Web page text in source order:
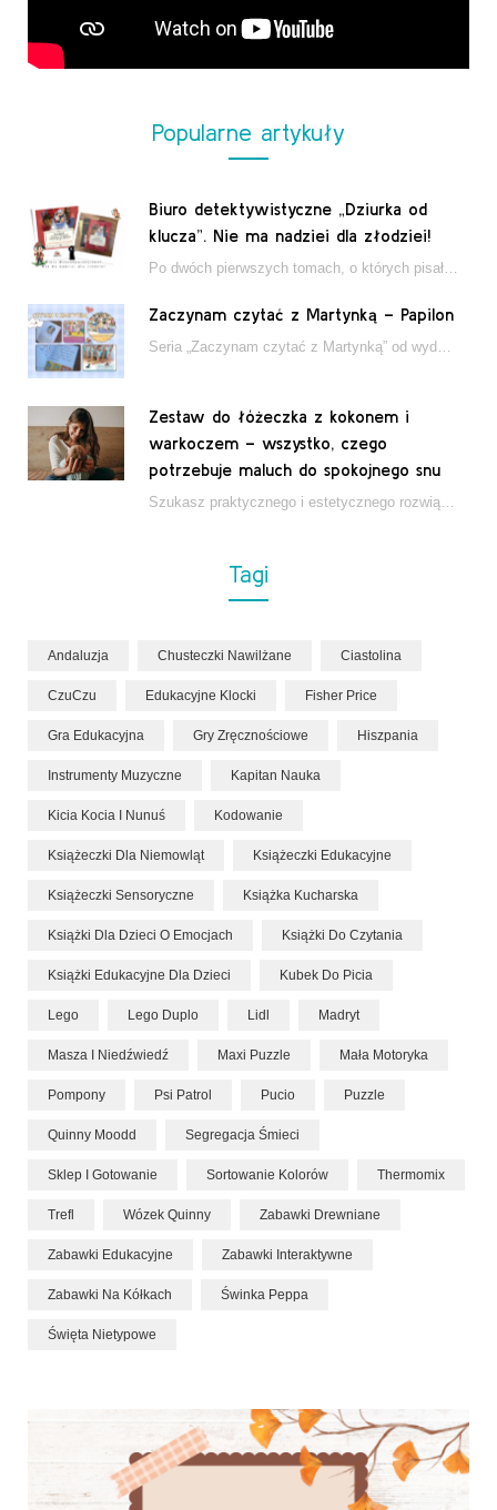
Popularne artykuły
Biuro detektywistyczne „Dziurka od
klucza”. Nie ma nadziei dla złodziei!
Po dwóch pierwszych tomach, o których pisałam tutaj, które wciągnęły nas w świat młodych detektywów…
Zaczynam czytać z Martynką – Papilon
Seria „Zaczynam czytać z Martynką” od wydawnictwa Papilon to estetycznie wydane książki wspierające dzieci w…
Zestaw do łóżeczka z kokonem i
warkoczem – wszystko, czego
potrzebuje maluch do spokojnego snu
Szukasz praktycznego i estetycznego rozwiązania do łóżeczka niemowlęcia? Zestaw z kokonem i warkoczem zapewnia wygodę,…
Tagi
Andaluzja Chusteczki Nawilżane Ciastolina
CzuCzu Edukacyjne Klocki Fisher Price
Gra Edukacyjna Gry Zręcznościowe Hiszpania
Instrumenty Muzyczne Kapitan Nauka
Kicia Kocia I Nunuś Kodowanie
Książeczki Dla Niemowląt Książeczki Edukacyjne
Książeczki Sensoryczne Książka Kucharska
Książki Dla Dzieci O Emocjach Książki Do Czytania
Książki Edukacyjne Dla Dzieci Kubek Do Picia
Lego Lego Duplo Lidl Madryt
Masza I Niedźwiedź Maxi Puzzle Mała Motoryka
Pompony Psi Patrol Pucio Puzzle
Quinny Moodd Segregacja Śmieci
Sklep I Gotowanie Sortowanie Kolorów Thermomix
Trefl Wózek Quinny Zabawki Drewniane
Zabawki Edukacyjne Zabawki Interaktywne
Zabawki Na Kółkach Świnka Peppa
Święta Nietypowe